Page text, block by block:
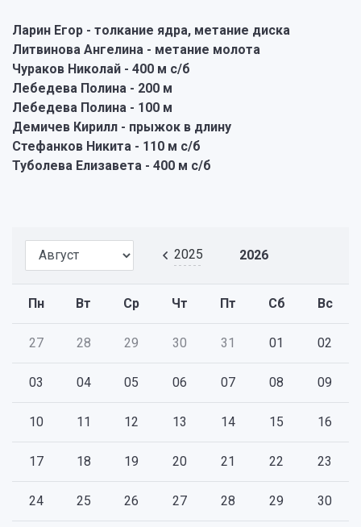
2025 2026
Пн Вт Ср Чт Пт Сб Вс
27 28 29 30 31 01 02
03 04 05 06 07 08 09
10 11 12 13 14 15 16
17 18 19 20 21 22 23
24 25 26 27 28 29 30
Ларин Егор - толкание ядра, метание диска
Литвинова Ангелина - метание молота
Чураков Николай - 400 м с/б
Лебедева Полина - 200 м
Лебедева Полина - 100 м
Демичев Кирилл - прыжок в длину
Стефанков Никита - 110 м с/б
Туболева Елизавета - 400 м с/б